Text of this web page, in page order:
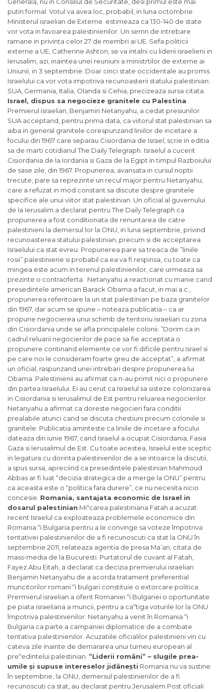
putin formal. Votul va avea loc, probabil, in luna octombrie.
Ministerul israelian de Externe estimeaza ca 130-140 de state
vor vota in favoarea palestinienilor. Un semn de intrebare
ramane in privinta celor 27 de membri ai UE. Sefa politicii
externe a UE, Catherine Ashton, se va intalni cu liderii israelieni in
Ierusalim, azi, inaintea unei reuniuni a ministrtilor de externe ai
Uniunii, in 3 septembrie. Doar cinci state occidentale au promis
Israelului ca vor vota impotriva recunoasterii statului palestinian:
SUA, Germania, Italia, Olanda si Cehia, precizeaza sursa citata.
Israel, dispus sa negocieze granitele cu Palestina
Premierul israelian, Benjamin Netanyahu, a cedat presiunilor
SUA acceptand, pentru prima data, ca viitorul stat palestinian sa
aiba in general granitele corespunzand liniilor de incetare a
focului din 1967 care separau Cisiordania de Israel, scrie in editia
sa de marti cotidianul The Daily Telegraph. Israelul a cucerit
Cisiordania de la Iordania si Gaza de la Egipt in timpul Razboiului
de sase zile, din 1967. Propunerea, avansata in cursul noptii
trecute, pare sa reprezinte un recul major pentru Netanyahu,
care a refuzat in mod constant sa discute despre granitele
specifice ale unui viitor stat palestinian. Un oficial al guvernului
de la Ierusalim a declarat pentru The Daily Telegraph ca
propunerea a fost conditionata de renuntarea de catre
palestinieni la demersul lor la ONU, in luna septembrie, privind
recunoasterea statului palestinian, precum si de acceptarea
Israelului ca stat evreu. Propunerea pare sa treaca de ”liniile
rosii” palestiniene si probabil ca ea va fi respinsa, cu toate ca
mingea este acum in terenul palestinienilor, care urmeaza sa
prezinte o contraoferta. Netanyahu a reactionat cu manie cand
presedintele american Barack Obama a facut, in mai a.c.,
propunerea referitoare la un stat palestinian pe baza granitelor
din 1967, dar acum se spune – noteaza publicatia – ca ar
propune negocierea unui schimb de teritoriu israelian cu zona
din Cisiordania unde se afla principalele colonii. ”Dorim ca in
cadrul reluarii negocierilor de pace sa fie acceptata o
propunere continand elemente ce vor fi dificile pentru Israel si
pe care noi le consideram foarte greu de acceptat”, a afirmat
un oficial, raspunzand unei intrebari despre propunerea lui
Obama. Palestinienii au afirmat ca n-au primit nici o propunere
din partea Israelului. Ei au cerut ca Israelul sa sisteze colonizarea
in Cisiordania si Ierusalimul de Est pentru reluarea negocierilor.
Netanyahu a afirmat ca doreste negocieri fara conditii
prealabile atunci cand se discuta chestiuni precum coloniile si
granitele. Publicatia aminteste ca liniile de incetare a focului
dateaza din iunie 1967, cand Israelul a ocupat Cisiordania, Fasia
Gaza si Ierusalimul de Est. Cu toate acestea, Israelul este sceptic
in legatura cu dorinta palestinienilor de a se intoarce la discutii,
a spus sursa, apreciind ca presedintele palestinian Mahmoud
Abbas ar fi luat “decizia strategica de a merge la ONU” pentru
ca aceasta este o “politica fara durere”, ce nu necesita nicio
concesie. Romania, santajata economic de Israel in
dosarul palestinian Miºcarea palestiniana Fatah a acuzat
recent Israelul ca exploateaza problemele economice din
Romania ºi Bulgaria pentru a le convinge sa voteze împotriva
tentativei palestinienilor de a fi recunoscuti ca stat la ONU în
septembrie 2011, relateaza agentia de presa Ma’an, citata de
mass-media de la Bucuresti. Purtatorul de cuvant al Fatah,
Fayez Abu Eitah, a declarat ca decizia premierului israelian
Benjamin Netanyahu de a acorda tratament preferential
muncitorilor romani ºi bulgari constituie o extorcare politica.
Prermierul israelian a oferit Romaniei ºi Bulgariei o oportunitate
pe piata israeliana a muncii, pentru a caºtiga voturile lor la ONU
împotriva palestinienilor. Netanyahu a venit în Romania ºi
Bulgaria ca parte a campaniei diplomatice de a combate
tentativa palestinienilor. Acuzatiile oficialilor palestinieni vin cu
cateva zile inainte de demararea unui turneu european al
preºedintelui palestinian. ”Liderii români” – slugile prea-
umile și supuse intereselor jidãnești Romania nu va sustine
în septembrie, la ONU, demersul palestinienilor de a fi
recunoscuti ca stat, au declarat pentru Jerusalem Post oficiali